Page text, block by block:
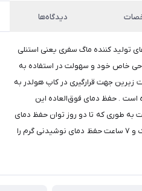
دیدگاه‌ها
تولید کننده ماگ سفری یعنی استنلی
خاص خود و سهولت در استفاده به
جهت قرارگیری در کاپ هولدر به
. حفظ دمای فوق‌العاده این
به طوری که تا دو روز توان حفظ دمای
یخ ، ۱۱ ساعت حفظ دمای نوشیدنی خنک و ۷ ساعت حفظ دمای نوشیدنی گرم را